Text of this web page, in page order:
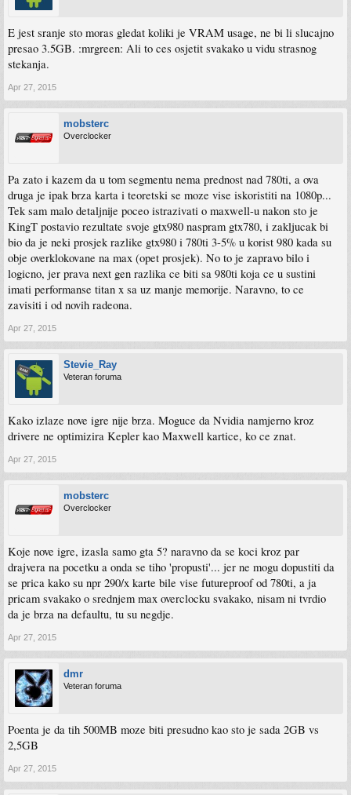
E jest sranje sto moras gledat koliki je VRAM usage, ne bi li slucajno
presao 3.5GB. :mrgreen: Ali to ces osjetit svakako u vidu strasnog
stekanja.
Apr 27, 2015
mobsterc
Overclocker
Pa zato i kazem da u tom segmentu nema prednost nad 780ti, a ova
druga je ipak brza karta i teoretski se moze vise iskoristiti na 1080p...
Tek sam malo detaljnije poceo istrazivati o maxwell-u nakon sto je
KingT postavio rezultate svoje gtx980 naspram gtx780, i zakljucak bi
bio da je neki prosjek razlike gtx980 i 780ti 3-5% u korist 980 kada su
obje overklokovane na max (opet prosjek). No to je zapravo bilo i
logicno, jer prava next gen razlika ce biti sa 980ti koja ce u sustini
imati performanse titan x sa uz manje memorije. Naravno, to ce
zavisiti i od novih radeona.
Apr 27, 2015
Stevie_Ray
Veteran foruma
Kako izlaze nove igre nije brza. Moguce da Nvidia namjerno kroz
drivere ne optimizira Kepler kao Maxwell kartice, ko ce znat.
Apr 27, 2015
mobsterc
Overclocker
Koje nove igre, izasla samo gta 5? naravno da se koci kroz par
drajvera na pocetku a onda se tiho 'propusti'... jer ne mogu dopustiti da
se prica kako su npr 290/x karte bile vise futureproof od 780ti, a ja
pricam svakako o srednjem max overclocku svakako, nisam ni tvrdio
da je brza na defaultu, tu su negdje.
Apr 27, 2015
dmr
Veteran foruma
Poenta je da tih 500MB moze biti presudno kao sto je sada 2GB vs
2,5GB
Apr 27, 2015